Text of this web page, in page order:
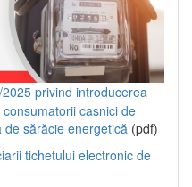
privind introducerea
casnici de
sărăcie energetică (pdf)
tichetului electronic de